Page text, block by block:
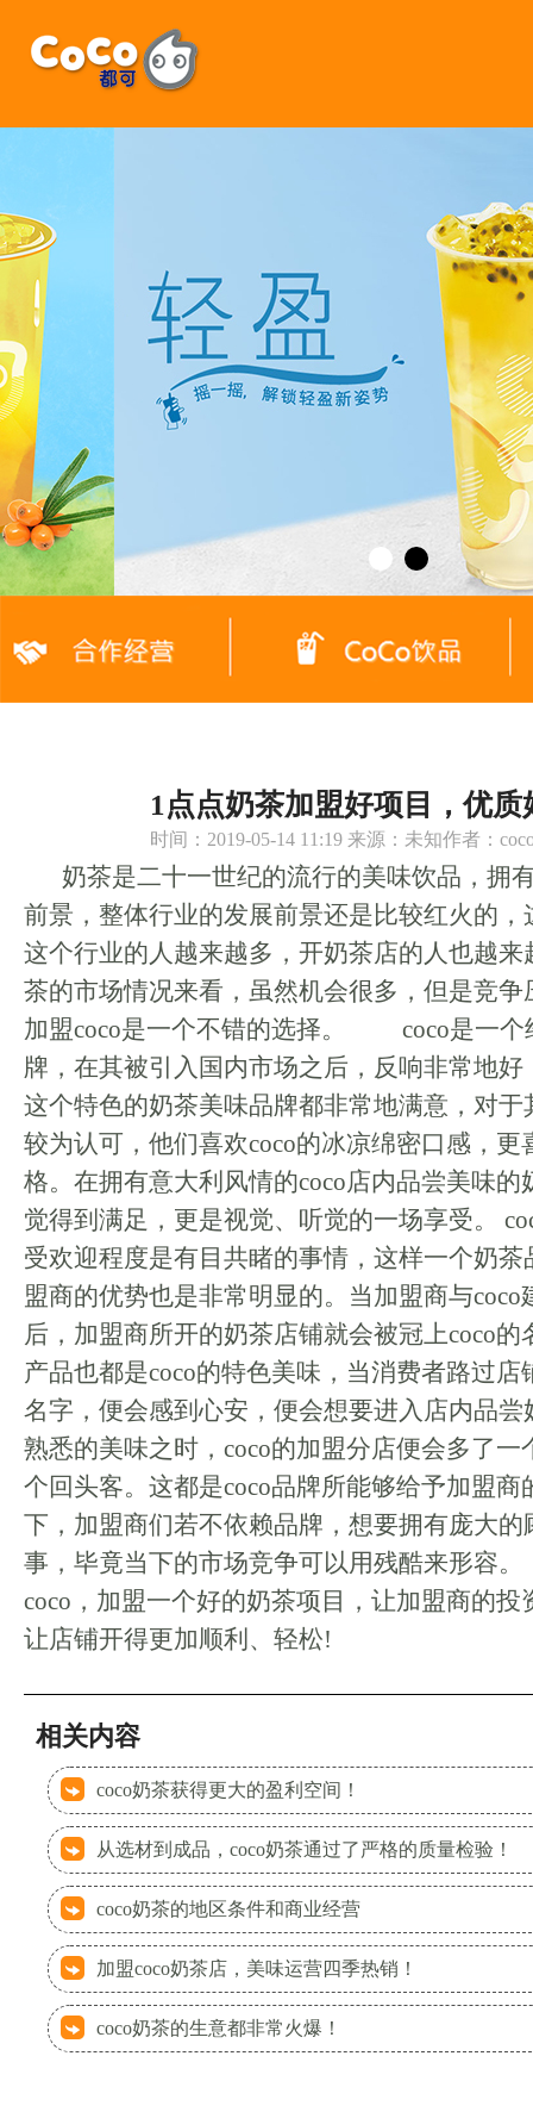
1点点奶茶加盟好项目，优质
时间：2019-05-14 11:19 来源：未知作者：
奶茶是二十一世纪的流行的美味饮品，拥
前景，整体行业的发展前景还是比较红火的，
这个行业的人越来越多，开奶茶店的人也越来
茶的市场情况来看，虽然机会很多，但是竞争
加盟coco是一个不错的选择。 coco是一个
牌，在其被引入国内市场之后，反响非常地
这个特色的奶茶美味品牌都非常地满意，对于
较为认可，他们喜欢coco的冰凉绵密口感，更
格。在拥有意大利风情的coco店内品尝美味的
觉得到满足，更是视觉、听觉的一场享受
受欢迎程度是有目共睹的事情，这样一个奶
盟商的优势也是非常明显的。当加盟商与coco
后，加盟商所开的奶茶店铺就会被冠上coco的
产品也都是coco的特色美味，当消费者路过店
名字，便会感到心安，便会想要进入店内品尝
熟悉的美味之时，coco的加盟分店便会多了一
个回头客。这都是coco品牌所能够给予加
下，加盟商们若不依赖品牌，想要拥有庞大的
事，毕竟当下的市场竞争可以用残酷来形
coco，加盟一个好的奶茶项目，让加盟商的投
让店铺开得更加顺利、轻松!
相关内容
coco奶茶获得更大的盈利空间！
从选材到成品，coco奶茶通过了严格的质量检验！
coco奶茶的地区条件和商业经营
加盟coco奶茶店，美味运营四季热销！
coco奶茶的生意都非常火爆！